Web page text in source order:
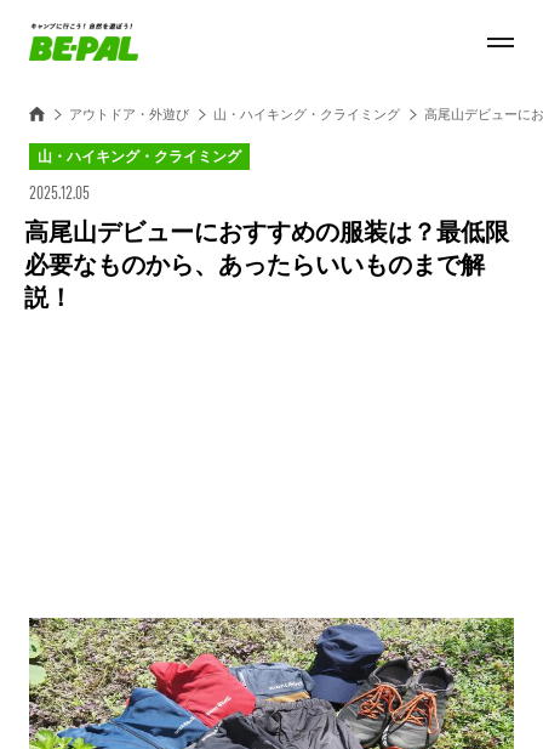
アウトドア・外遊び 山・ハイキング・クライミング 高尾山デビューに
山・ハイキング・クライミング
2025.12.05
高尾山デビューにおすすめの服装は？最低限
必要なものから、あったらいいものまで解
説！